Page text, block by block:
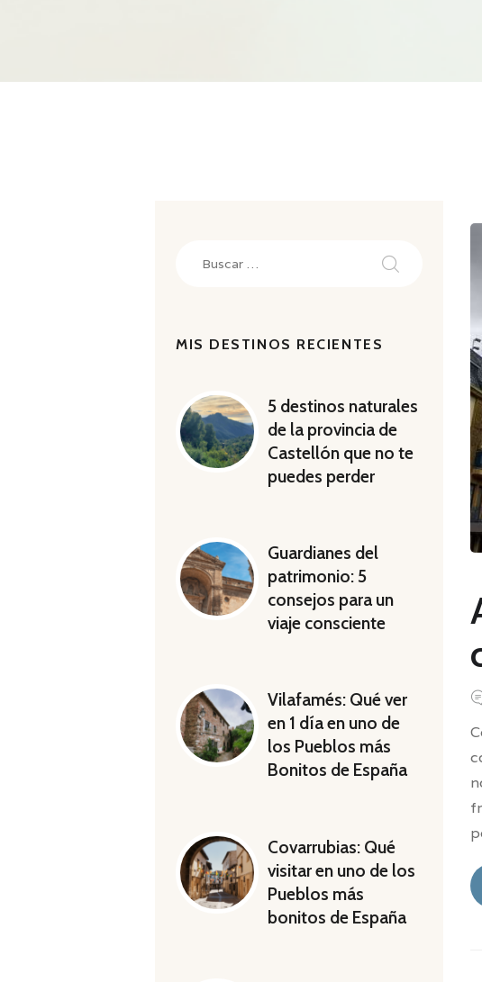
MIS DESTINOS RECIENTES
5 destinos naturales
de la provincia de
Castellón que no te
puedes perder
Guardianes del
patrimonio: 5
consejos para un
viaje consciente
Vilafamés: Qué ver
en 1 día en uno de
los Pueblos más
Bonitos de España
Covarrubias: Qué
visitar en uno de los
Pueblos más
bonitos de España